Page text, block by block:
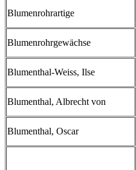
Blumenrohrartige
Blumenrohrgewächse
Blumenthal-Weiss, Ilse
Blumenthal, Albrecht von
Blumenthal, Oscar